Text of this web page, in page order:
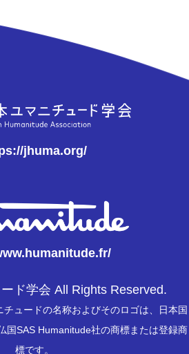
jhuma.org/
ド学会 All Rights Reserved.
ュードの名称およびそのロゴは、日本国
国SAS Humanitude社の商標または登録商
標です。